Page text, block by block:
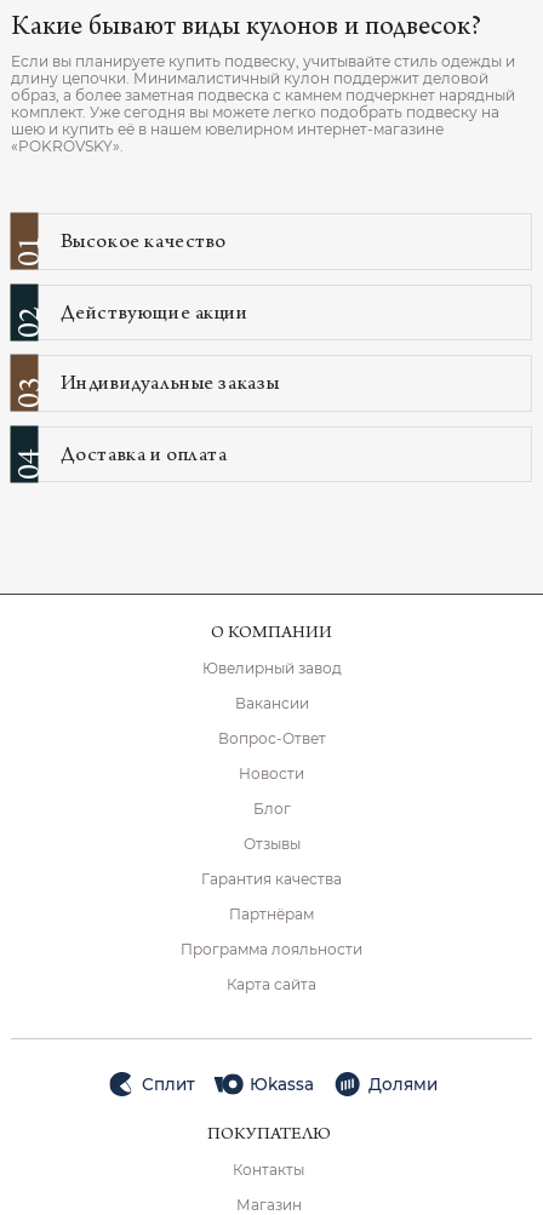
Какие бывают виды кулонов и подвесок?
Если вы планируете купить подвеску, учитывайте стиль одежды и
длину цепочки. Минималистичный кулон поддержит деловой
образ, а более заметная подвеска с камнем подчеркнет нарядный
комплект. Уже сегодня вы можете легко подобрать подвеску на
шею и купить её в нашем ювелирном интернет‑магазине
«POKROVSKY».
01 Высокое качество
02 Действующие акции
03 Индивидуальные заказы
04 Доставка и оплата
О КОМПАНИИ
Ювелирный завод
Вакансии
Вопрос-Ответ
Новости
Блог
Отзывы
Гарантия качества
Партнёрам
Программа лояльности
Карта сайта
Сплит Юkassa Долями
ПОКУПАТЕЛЮ
Контакты
Магазин